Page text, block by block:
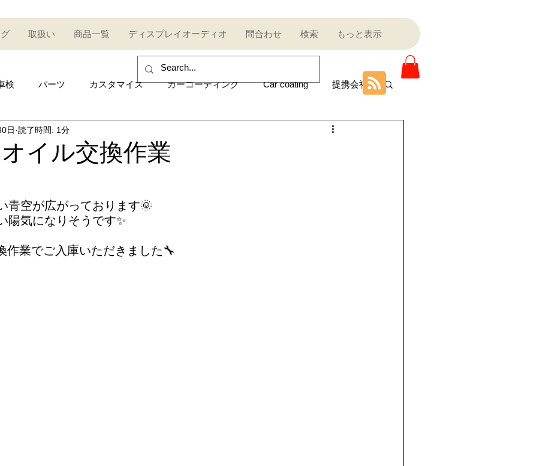
取扱い 商品一覧 ディスプレイオーディオ 問合わせ 検索 もっと表示
検 パーツ カスタマイズ カーコーティング Car coating 提携会社
sales and purchase
AUDI ポルシェ
オイル交換作業
日 読了時間: 1分
青空が広がっております🌞
陽気になりそうです✨
作業でご入庫いただきました🔧